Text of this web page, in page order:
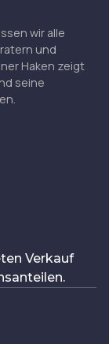
wir alle
und
Haken zeigt
seine
Verkauf